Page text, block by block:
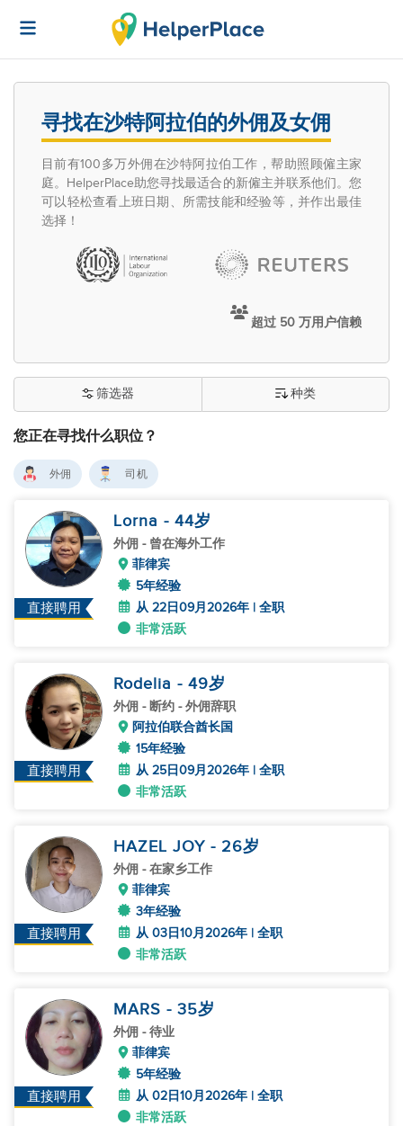
寻找在沙特阿拉伯的外佣及女佣
目前有100多万外佣在沙特阿拉伯工作，帮助照顾僱主家
庭。HelperPlace助您寻找最适合的新僱主并联系他们。您
可以轻松查看上班日期、所需技能和经验等，并作出最佳
选择！
超过 50 万用户信赖
您正在寻找什么职位？
筛选器 种类
外佣 司机
直接聘用
Lorna - 44岁
外佣 - 曾在海外工作
菲律宾
5年经验
从 22日09月2026年 | 全职
非常活跃
直接聘用
Rodelia - 49岁
外佣 - 断约 - 外佣辞职
阿拉伯联合酋长国
15年经验
从 25日09月2026年 | 全职
非常活跃
直接聘用
HAZEL JOY - 26岁
外佣 - 在家乡工作
菲律宾
3年经验
从 03日10月2026年 | 全职
非常活跃
直接聘用
MARS - 35岁
外佣 - 待业
菲律宾
5年经验
从 02日10月2026年 | 全职
非常活跃